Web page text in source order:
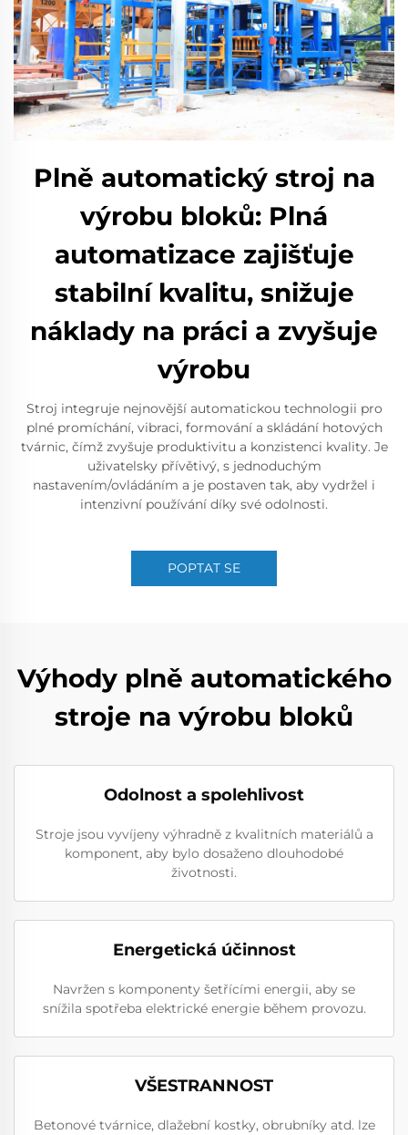
Plně automatický stroj na
výrobu bloků: Plná
automatizace zajišťuje
stabilní kvalitu, snižuje
náklady na práci a zvyšuje
výrobu
Stroj integruje nejnovější automatickou technologii pro
plné promíchání, vibraci, formování a skládání hotových
tvárnic, čímž zvyšuje produktivitu a konzistenci kvality. Je
uživatelsky přívětivý, s jednoduchým
nastavením/ovládáním a je postaven tak, aby vydržel i
intenzivní používání díky své odolnosti.
POPTAT SE
Výhody plně automatického
stroje na výrobu bloků
Odolnost a spolehlivost
Stroje jsou vyvíjeny výhradně z kvalitních materiálů a
komponent, aby bylo dosaženo dlouhodobé
životnosti.
Energetická účinnost
Navržen s komponenty šetřícími energii, aby se
snížila spotřeba elektrické energie během provozu.
VŠESTRANNOST
Betonové tvárnice, dlažební kostky, obrubníky atd. lze